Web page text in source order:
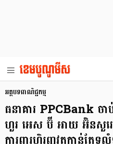
អត្ថបទពាណិជ្ជកម្ម
ធនាគារ PPCBank ច
ហួរ អេស ប៊ី អាយ អ៊ិនសួរេ